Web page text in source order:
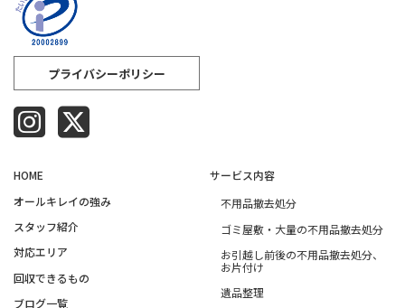
プライバシーポリシー
HOME
オールキレイの強み​
スタッフ紹介​
対応エリア​
回収できるもの​
ブログ一覧​
サービス内容
不用品撤去処分
ゴミ屋敷・大量の不用品撤去処分
お引越し前後の不用品撤去処分、
お片付け
遺品整理